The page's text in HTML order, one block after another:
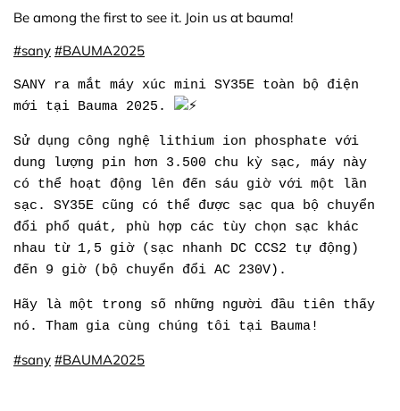
Be among the first to see it. Join us at bauma!
#sany #BAUMA2025
SANY ra mắt máy xúc mini SY35E toàn bộ điện
mới tại Bauma 2025.
Sử dụng công nghệ lithium ion phosphate với
dung lượng pin hơn 3.500 chu kỳ sạc, máy này
có thể hoạt động lên đến sáu giờ với một lần
sạc. SY35E cũng có thể được sạc qua bộ chuyển
đổi phổ quát, phù hợp các tùy chọn sạc khác
nhau từ 1,5 giờ (sạc nhanh DC CCS2 tự động)
đến 9 giờ (bộ chuyển đổi AC 230V).
Hãy là một trong số những người đầu tiên thấy
nó. Tham gia cùng chúng tôi tại Bauma!
#sany #BAUMA2025